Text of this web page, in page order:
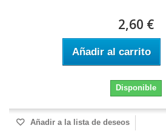
2,60 €
Añadir al carrito
Disponible
Añadir a la lista de deseos